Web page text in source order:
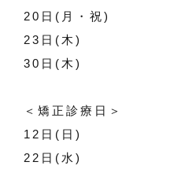
20日(月・祝)
23日(木)
30日(木)
＜矯正診療日＞
12日(日)
22日(水)